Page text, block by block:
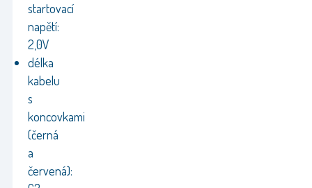
startovací
napětí:
2,0V
délka
kabelu
s
koncovkami
(černá
a
červená):